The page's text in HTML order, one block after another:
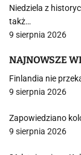
Niedziela z
takż…
9 sierpnia 2026
NAJNOWSZE
Finlandia nie
9 sierpnia 2026
Zapowiedziano
9 sierpnia 2026